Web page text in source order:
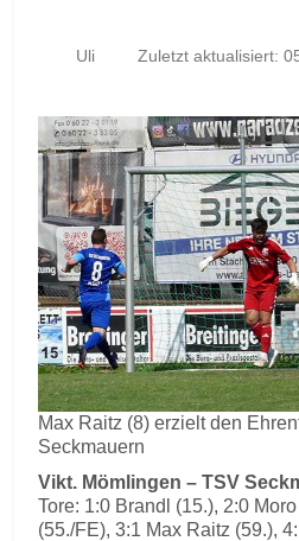
Uli Zuletzt aktualisiert:
Max Raitz (8) erzielt den
Seckmauern
Vikt. Mömlingen – TSV
Tore: 1:0 Brandl (15.), 2:0
(55./FE), 3:1 Max Raitz (59.),